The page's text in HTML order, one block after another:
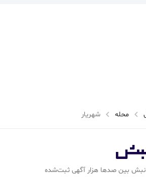
محله شهریار
در ۲نبش بین صدها هزار آگهی ثبت‌شده